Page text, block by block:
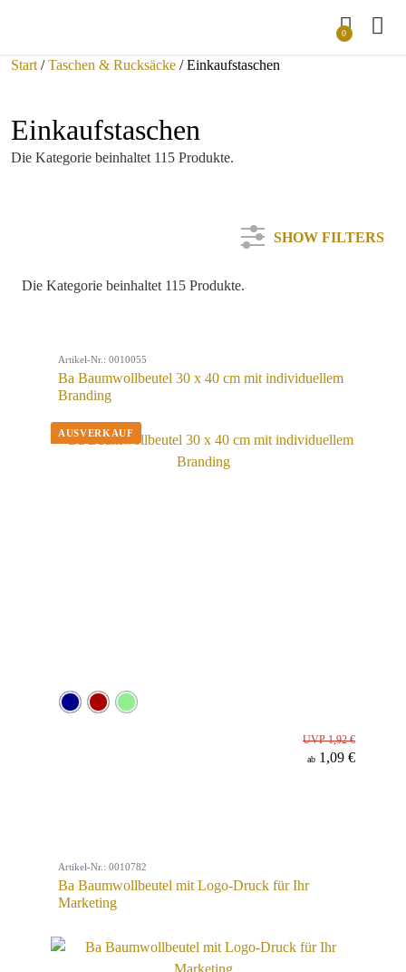
0
Start /Taschen & Rucksäcke / Einkaufstaschen
Einkaufstaschen
Die Kategorie beinhaltet 115 Produkte.
SHOW FILTERS
Farbe
Werbeanbringung
Die Kategorie beinhaltet 115 Produkte.
Artikel-Nr.: 0010055
Ba Baumwollbeutel 30 x 40 cm mit individuellem
Branding
UVP 1,92 €
ab 1,09 €
Artikel-Nr.: 0010782
Ba Baumwollbeutel mit Logo-Druck für Ihr
Marketing